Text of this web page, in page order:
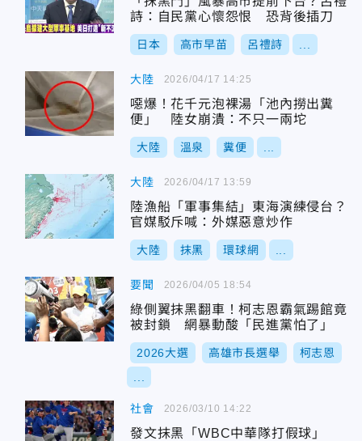
詩：自民黨心懷怨恨 恐背後插刀
日本 高市早苗 呂禮詩
大陸
噁爆！花千元泡裸湯「池內撈出糞
便」 陸女崩潰：不只一兩坨
大陸 溫泉 糞便
2026/04/17 14:25
大陸
陸漁船「軍事集結」東海演練侵台？
官媒駁斥喊：外媒惡意炒作
大陸 抹黑 環球網
2026/04/17 13:59
要聞
綠側翼抹黑翻車！柯志恩霸氣踢館竟
被封鎖 網暴動酸「民進黨怕了」
2026大選 高雄市長選舉 柯志恩
2026/04/05 18:54
社會
發文抹黑「WBC中華隊打假球」
2026/03/10 14:22